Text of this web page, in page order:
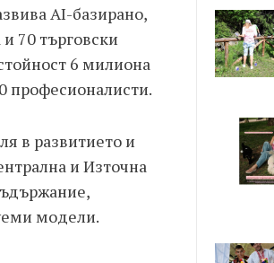
AI-базирано,
70 търговски
6 милиона
професионалисти.
в развитието и
и Източна
модели.